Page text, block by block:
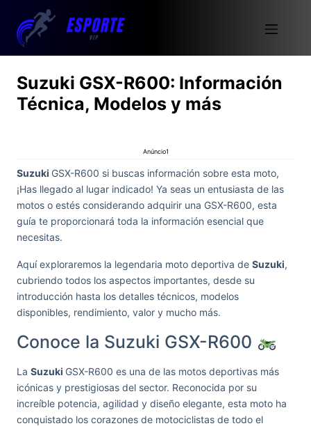
Suzuki GSX-R600: Información
Técnica, Modelos y más
Anúncio1
Suzuki GSX-R600 si buscas información sobre esta moto,
¡Has llegado al lugar indicado! Ya seas un entusiasta de las
motos o estés considerando adquirir una GSX-R600, esta
guía te proporcionará toda la información esencial que
necesitas.
Aquí exploraremos la legendaria moto deportiva de Suzuki,
cubriendo todos los aspectos importantes, desde su
introducción hasta los detalles técnicos, modelos
disponibles, rendimiento, valor y mucho más.
Conoce la Suzuki GSX-R600
La Suzuki GSX-R600 es una de las motos deportivas más
icónicas y prestigiosas del sector. Reconocida por su
increíble potencia, agilidad y diseño elegante, esta moto ha
conquistado los corazones de motociclistas de todo el